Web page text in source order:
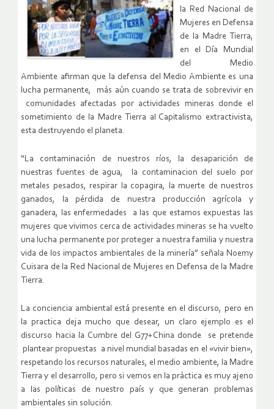
la Red Nacional de
Mujeres en Defensa
de la Madre Tierra,
en el Día Mundial
del Medio
Ambiente afirman que la defensa del Medio Ambiente es una
lucha permanente, más aún cuando se trata de sobrevivir en
comunidades afectadas por actividades mineras donde el
sometimiento de la Madre Tierra al Capitalismo extractivista,
esta destruyendo el planeta.
“La contaminación de nuestros ríos, la desaparición de
nuestras fuentes de agua, la contaminacion del suelo por
metales pesados, respirar la copagira, la muerte de nuestros
ganados, la pérdida de nuestra producción agrícola y
ganadera, las enfermedades a las que estamos expuestas las
mujeres que vivimos cerca de actividades mineras se ha vuelto
una lucha permanente por proteger a nuestra familia y nuestra
vida de los impactos ambientales de la minería” señala Noemy
Cuisara de la Red Nacional de Mujeres en Defensa de la Madre
Tierra.
La conciencia ambiental está presente en el discurso, pero en
la practica deja mucho que desear, un claro ejemplo es el
discurso hacia la Cumbre del G77+China donde se pretende
plantear propuestas a nivel mundial basadas en el «vivir bien»,
respetando los recursos naturales, el medio ambiente, la Madre
Tierra y el desarrollo, pero si vemos en la práctica es muy ajeno
a las políticas de nuestro país y que generan problemas
ambientales sin solución.